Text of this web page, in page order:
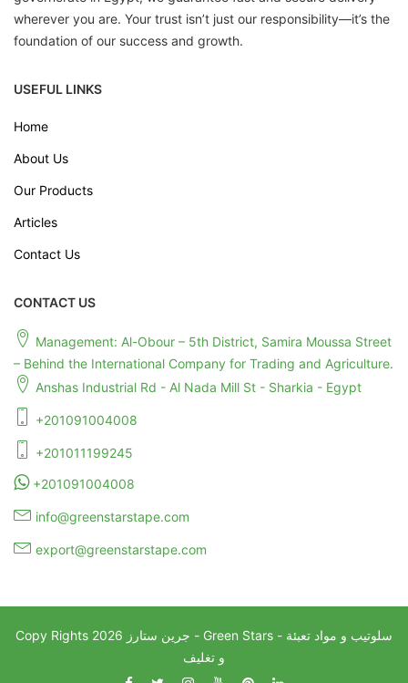
wherever you are. Your trust isn’t just our responsibility—it’s the
foundation of our success and growth.
USEFUL LINKS
Home
About Us
Our Products
Articles
Contact Us
CONTACT US
Management: Al-Obour – 5th District, Samira Moussa Street
– Behind the International Company for Trading and Agriculture.
Anshas Industrial Rd - Al Nada Mill St - Sharkia - Egypt
+201091004008
+201011199245
+201091004008
info@greenstarstape.com
export@greenstarstape.com
Copy Rights 2026
و تغليف